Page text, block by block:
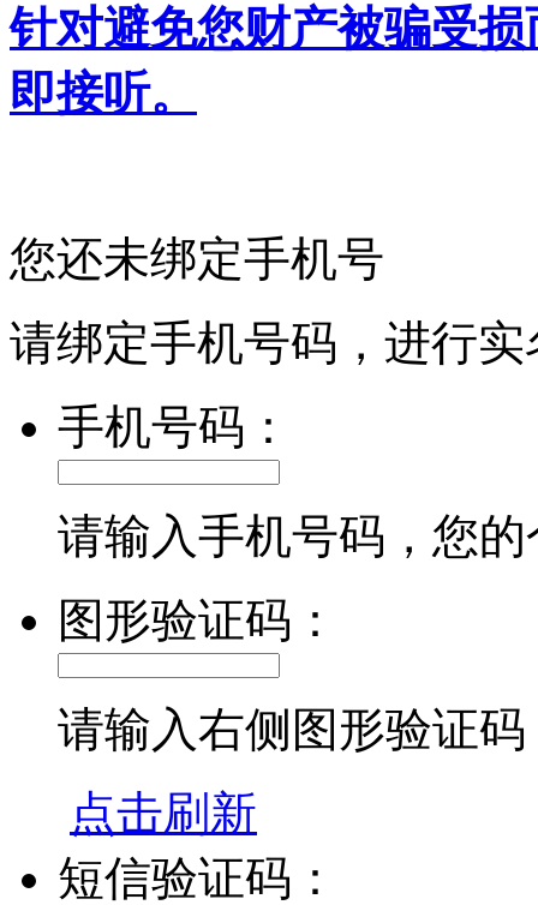
针对避免您财产被骗受
即接听。
您还未绑定手机号
请绑定手机号码，进行
手机号码：
请输入手机号码，您
图形验证码：
请输入右侧图形验证码
点击刷新
短信验证码：